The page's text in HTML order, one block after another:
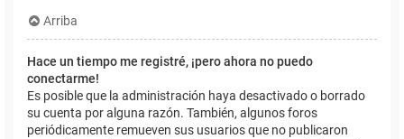
Arriba
Hace un tiempo me registré, ¡pero ahora no puedo
conectarme!
Es posible que la administración haya desactivado o borrado
su cuenta por alguna razón. También, algunos foros
periódicamente remueven sus usuarios que no publicaron